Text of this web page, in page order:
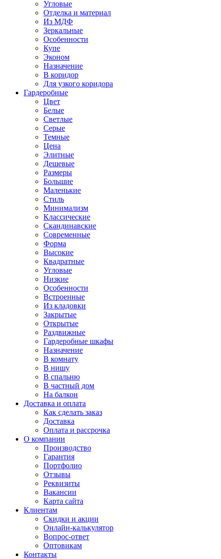
Угловые
Отделка и материал
Из МДФ
Зеркальные
Особенности
Купе
Эконом
Назначение
В коридор
Для узкого коридора
Гардеробные
Цвет
Белые
Светлые
Серые
Темные
Цена
Элитные
Дешевые
Размеры
Большие
Маленькие
Стиль
Минимализм
Классические
Скандинавские
Современные
Форма
Высокие
Квадратные
Угловые
Низкие
Особенности
Встроенные
Из кладовки
Закрытые
Открытые
Раздвижные
Гардеробные шкафы
Назначение
В комнату
В нишу
В спальню
В частный дом
На балкон
Доставка и оплата
Как сделать заказ
Доставка
Оплата и рассрочка
О компании
Производство
Гарантия
Портфолио
Отзывы
Реквизиты
Вакансии
Карта сайта
Клиентам
Скидки и акции
Онлайн-калькулятор
Вопрос-ответ
Оптовикам
Контакты